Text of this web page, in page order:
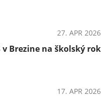
27. APR 2026
v Brezine na školský rok
17. APR 2026